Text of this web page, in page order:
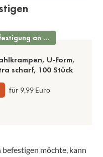
Sicherste und einfachste Befestigung an Holzpfosten
U-Form,
scharf, 100 Stück
für 9,99 Euro
möchte, kann